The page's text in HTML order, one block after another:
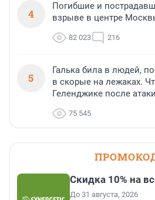
4
Погибшие и
взрыве в центре
82 023 216
5
Галька била в людей,
в скорые на лежаках.
Геленджике после
75 545
Скидка 10% на
До 31 августа, 2026